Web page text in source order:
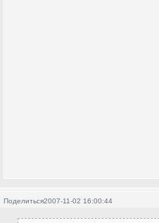
Поделиться2007-11-02 16:00:44